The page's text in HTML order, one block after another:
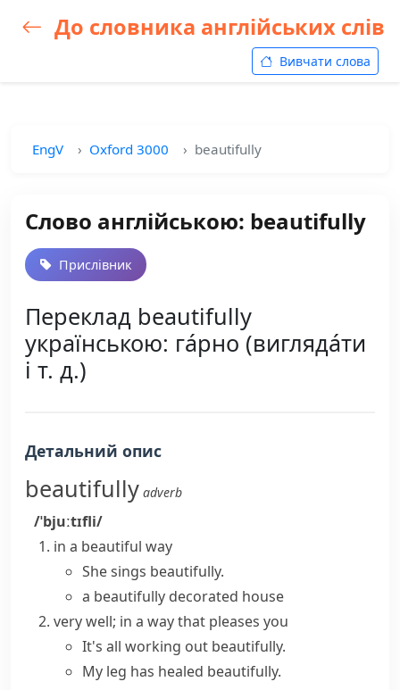
До словника англійських слів
Вивчати слова
EngV Oxford 3000 beautifully
Слово англійською: beautifully
Прислівник
Переклад beautifully
українською: га́рно (вигляда́ти
і т. д.)
Детальний опис
beautifully adverb
/ˈbjuːtɪfli/
in a beautiful way
She sings beautifully.
a beautifully decorated house
very well; in a way that pleases you
It's all working out beautifully.
My leg has healed beautifully.